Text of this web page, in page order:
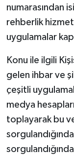
numarasından
rehberlik
uygulamalar
Konu ile ilgili
gelen ihbar ve
çeşitli
medya
toplayarak bu